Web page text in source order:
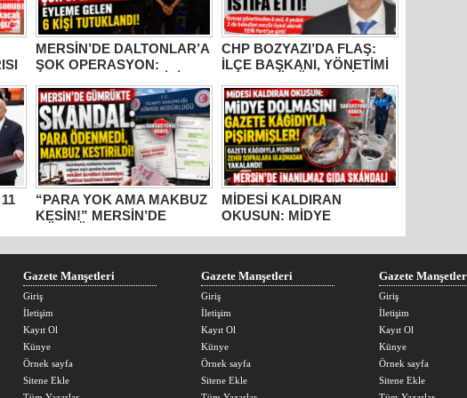
MERSİN’DE DALTONLAR’A
ŞOK OPERASYON:
EYLEME GELEN 6 KİŞİ
TUTUKLANDI!
CHP BOZYAZI’DA FLAŞ:
İLÇE BAŞKANI, YÖNETİMİ
VE MECLİS ÜYELERİ
PARTİDEN AYRILDI, YENİ
PARTİ’YE GİTTİ!
“PARA YOK AMA MAKBUZ
KESİN!” MERSİN’DE
GÜMRÜKTE SKANDAL
YAZIŞMALAR!
MİDESİ KALDIRAN
OKUSUN: MİDYE
KÂĞIDIYLA PİŞİRMİŞLER!
MERSİN’DE İNANILMAZ
Gazete Manşetleri
Giriş
İletişim
Kayıt Ol
Künye
Örnek sayfa
Sitene Ekle
Gazete Manşetleri
Giriş
İletişim
Kayıt Ol
Künye
Örnek sayfa
Sitene Ekle
Gazete
Giriş
İletişim
Kayıt Ol
Künye
Örnek sayfa
Sitene Ekle